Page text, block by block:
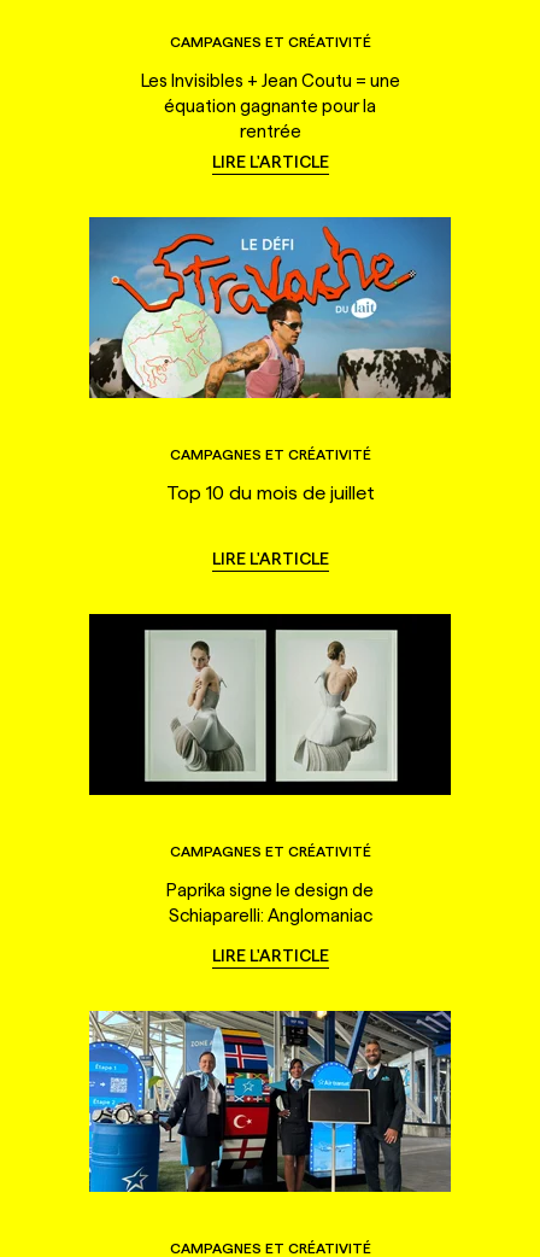
CAMPAGNES ET CRÉATIVITÉ
Les Invisibles + Jean Coutu = une
équation gagnante pour la
rentrée
LIRE L'ARTICLE
CAMPAGNES ET CRÉATIVITÉ
Top 10 du mois de juillet
LIRE L'ARTICLE
CAMPAGNES ET CRÉATIVITÉ
Paprika signe le design de
Schiaparelli: Anglomaniac
LIRE L'ARTICLE
CAMPAGNES ET CRÉATIVITÉ